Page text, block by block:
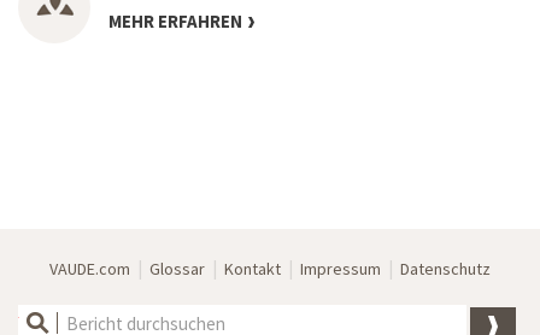
MEHR ERFAHREN
VAUDE.com | Glossar | Kontakt | Impressum | Datenschutz